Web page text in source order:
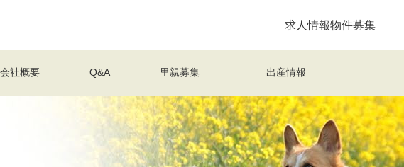
求人情報物件募集
会社概要 Q&A 里親募集 出産情報